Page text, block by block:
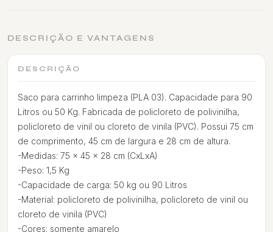
DESCRIÇÃO E VANTAGENS
DESCRIÇÃO
Saco para carrinho limpeza (PLA 03). Capacidade para 90
Litros ou 50 Kg. Fabricada de policloreto de polivinilha,
policloreto de vinil ou cloreto de vinila (PVC). Possui 75 cm
de comprimento, 45 cm de largura e 28 cm de altura.
-Medidas: 75 x 45 x 28 cm (CxLxA)
-Peso: 1,5 Kg
-Capacidade de carga: 50 kg ou 90 Litros
-Material: policloreto de polivinilha, policloreto de vinil ou
cloreto de vinila (PVC)
-Cores: somente amarelo